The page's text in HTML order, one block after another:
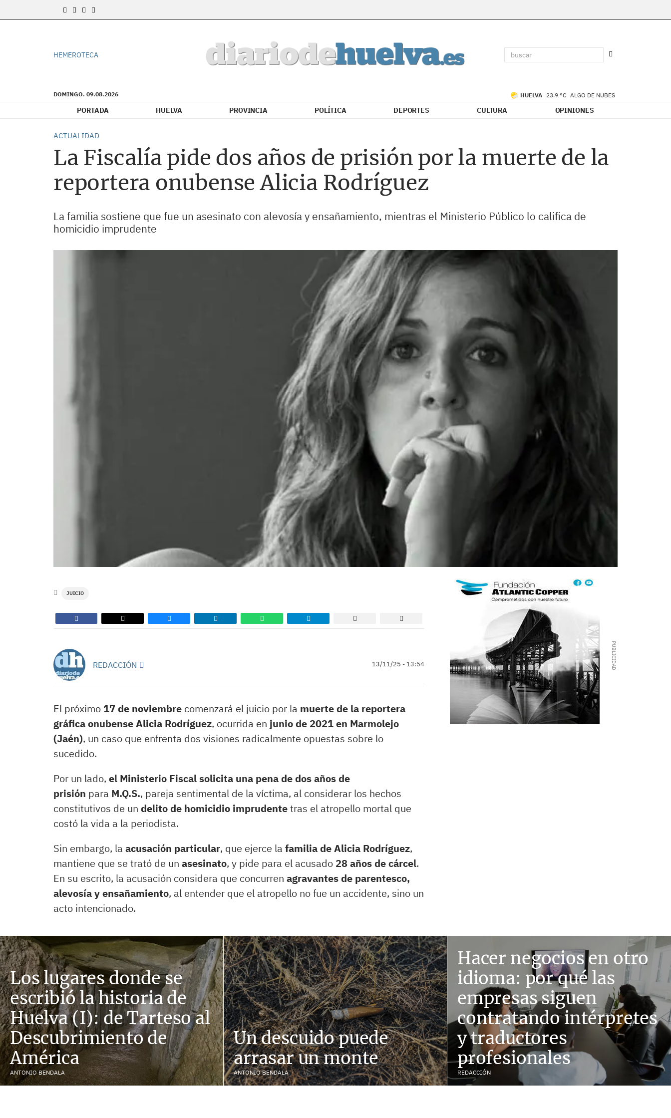
HEMEROTECA
DOMINGO. 09.08.2026 HUELVA 23.9 °C ALGO DE NUBES
PORTADA HUELVA PROVINCIA POLÍTICA DEPORTES CULTURA OPINIONES
ACTUALIDAD
La Fiscalía pide dos años de prisión por la muerte de la
reportera onubense Alicia Rodríguez
La familia sostiene que fue un asesinato con alevosía y ensañamiento, mientras el Ministerio Público lo califica de
homicidio imprudente
JUICIO
REDACCIÓN 13/11/25 - 13:54
El próximo 17 de noviembre comenzará el juicio por la muerte de la reportera
gráfica onubense Alicia Rodríguez, ocurrida en junio de 2021 en Marmolejo
(Jaén), un caso que enfrenta dos visiones radicalmente opuestas sobre lo
sucedido.
Por un lado, el Ministerio Fiscal solicita una pena de dos años de
prisión para M.Q.S., pareja sentimental de la víctima, al considerar los hechos
constitutivos de un delito de homicidio imprudentetras el atropello mortal que
costó la vida a la periodista.
Sin embargo, la acusación particular, que ejerce la familia de Alicia Rodríguez,
mantiene que se trató de un asesinato, y pide para el acusado 28 años de cárcel.
En su escrito, la acusación considera que concurren agravantes de parentesco,
alevosía y ensañamiento, al entender que el atropello no fue un accidente, sino un
acto intencionado.
Los lugares donde se
escribió la historia de
Huelva (I): de Tarteso al
Descubrimiento de
América
ANTONIO BENDALA
Un descuido puede
arrasar un monte
ANTONIO BENDALA
Hacer negocios en otro
idioma: por qué las
empresas siguen
contratando intérpretes
y traductores
profesionales
REDACCIÓN